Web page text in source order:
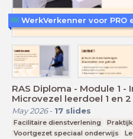
RAS Diploma - Module 1
Microvezel leerdoel 1 en 2
May 2026- 17 slides
Facilitaire dienstverlening
Voortgezet speciaal onderwijs
WerkVerkenner voor PRO